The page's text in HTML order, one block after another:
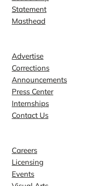
Statement
Masthead
Advertise
Corrections
Announcements
Press Center
Internships
Contact Us
Careers
Licensing
Events